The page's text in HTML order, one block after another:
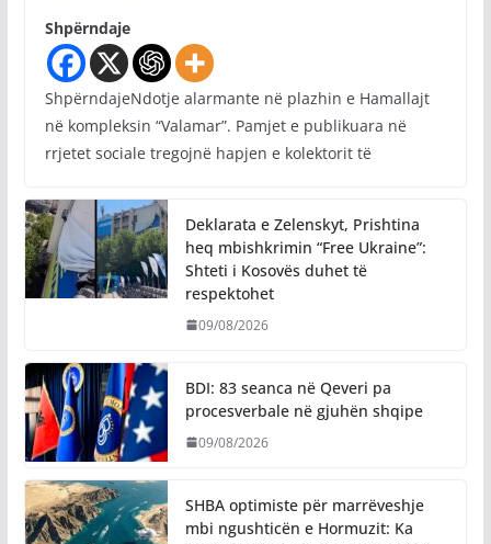
Shpërndaje
ShpërndajeNdotje alarmante në plazhin e Hamallajt
në kompleksin “Valamar”. Pamjet e publikuara në
rrjetet sociale tregojnë hapjen e kolektorit të
Deklarata e Zelenskyt, Prishtina
heq mbishkrimin “Free Ukraine”:
Shteti i Kosovës duhet të
respektohet
09/08/2026
BDI: 83 seanca në Qeveri pa
procesverbale në gjuhën shqipe
09/08/2026
SHBA optimiste për marrëveshje
mbi ngushticën e Hormuzit: Ka